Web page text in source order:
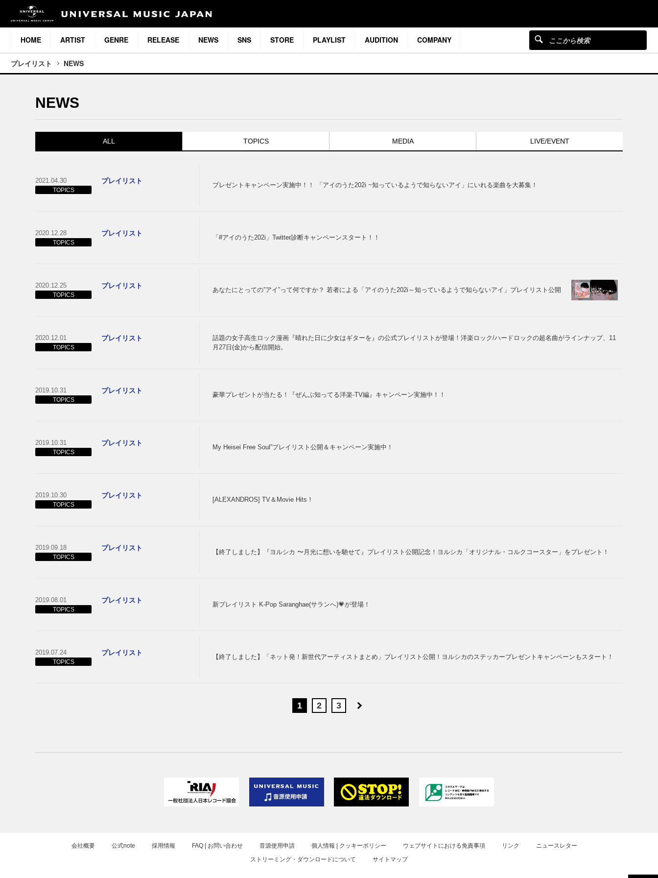
HOME ARTIST GENRE RELEASE NEWS SNS STORE PLAYLIST AUDITION COMPANY
プレイリスト NEWS
NEWS
ALL TOPICS MEDIA LIVE/EVENT
2021.04.30
TOPICS
プレイリスト
プレゼントキャンペーン実施中！！ 「アイのうた202i ~知っているようで知らないアイ」にいれる楽曲を大募集！
2020.12.28
TOPICS
プレイリスト
「#アイのうた202i」Twitter診断キャンペーンスタート！！
2020.12.25
TOPICS
プレイリスト
あなたにとっての”アイ”って何ですか？ 若者による「アイのうた202i～知っているようで知らないアイ」プレイリスト公開
2020.12.01
TOPICS
プレイリスト
話題の女子高生ロック漫画『晴れた日に少女はギターを』の公式プレイリストが登場！洋楽ロック/ハードロックの超名曲がラインナップ、11
月27日(金)から配信開始。
2019.10.31
TOPICS
プレイリスト
豪華プレゼントが当たる！『ぜんぶ知ってる洋楽-TV編』キャンペーン実施中！！
2019.10.31
TOPICS
プレイリスト
My Heisei Free Soul”プレイリスト公開＆キャンペーン実施中！
2019.10.30
TOPICS
プレイリスト
[ALEXANDROS] TV＆Movie Hits！
2019.09.18
TOPICS
プレイリスト
【終了しました】『ヨルシカ 〜月光に想いを馳せて』プレイリスト公開記念！ヨルシカ「オリジナル・コルクコースター」をプレゼント！
2019.08.01
TOPICS
プレイリスト
新プレイリスト K-Pop Saranghae(サランへ)💗が登場！
2019.07.24
TOPICS
プレイリスト
【終了しました】「ネット発！新世代アーティストまとめ」プレイリスト公開！ヨルシカのステッカープレゼントキャンペーンもスタート！
1 2 3
会社概要 公式note 採用情報 FAQ | お問い合わせ 音源使用申請 個人情報 | クッキーポリシー ウェブサイトにおける免責事項 リンク ニュースレター
ストリーミング・ダウンロードについて サイトマップ